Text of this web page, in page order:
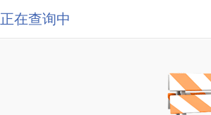
正在查询中